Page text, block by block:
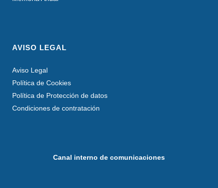
AVISO LEGAL
Aviso Legal
Política de Cookies
Política de Protección de datos
Condiciones de contratación
Canal interno de comunicaciones